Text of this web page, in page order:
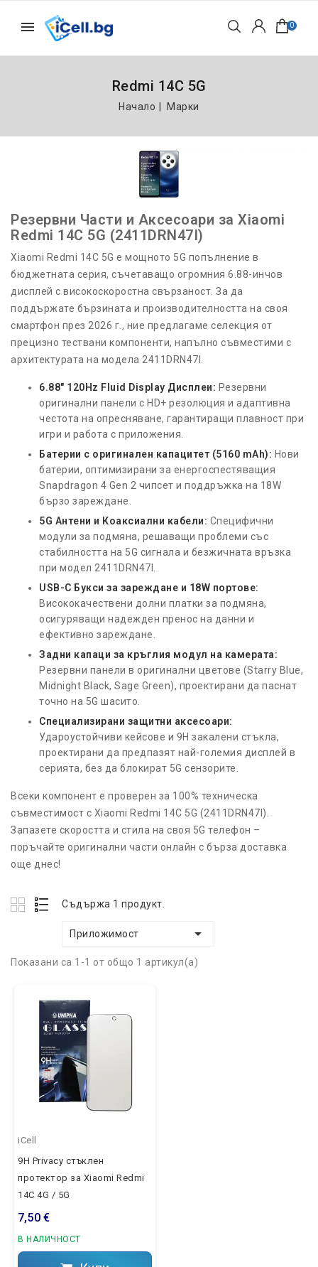
0
Redmi 14C 5G
Начало Марки
Резервни Части и Аксесоари за Xiaomi
Redmi 14C 5G (2411DRN47I)
Xiaomi Redmi 14C 5G е мощното 5G попълнение в
бюджетната серия, съчетаващо огромния 6.88-инчов
дисплей с високоскоростна свързаност. За да
поддържате бързината и производителността на своя
смартфон през 2026 г., ние предлагаме селекция от
прецизно тествани компоненти, напълно съвместими с
архитектурата на модела 2411DRN47I.
6.88" 120Hz Fluid Display Дисплеи: Резервни
оригинални панели с HD+ резолюция и адаптивна
честота на опресняване, гарантиращи плавност при
игри и работа с приложения.
Батерии с оригинален капацитет (5160 mAh): Нови
батерии, оптимизирани за енергоспестяващия
Snapdragon 4 Gen 2 чипсет и поддръжка на 18W
бързо зареждане.
5G Антени и Коаксиални кабели: Специфични
модули за подмяна, решаващи проблеми със
стабилността на 5G сигнала и безжичната връзка
при модел 2411DRN47I.
USB-C Букси за зареждане и 18W портове:
Висококачествени долни платки за подмяна,
осигуряващи надежден пренос на данни и
ефективно зареждане.
Задни капаци за кръглия модул на камерата:
Резервни панели в оригинални цветове (Starry Blue,
Midnight Black, Sage Green), проектирани да паснат
точно на 5G шасито.
Специализирани защитни аксесоари:
Удароустойчиви кейсове и 9H закалени стъкла,
проектирани да предпазят най-големия дисплей в
серията, без да блокират 5G сензорите.
Всеки компонент е проверен за 100% техническа
съвместимост с Xiaomi Redmi 14C 5G (2411DRN47I).
Запазете скоростта и стила на своя 5G телефон –
поръчайте оригинални части онлайн с бърза доставка
още днес!
Съдържа 1 продукт.
Приложимост 
Показани са 1-1 от общо 1 артикул(а)
iCell
9H Privacy стъклен
протектор за Xiaomi Redmi
14C 4G / 5G
7,50 €
В НАЛИЧНОСТ